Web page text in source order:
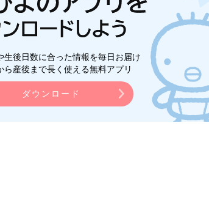
生後日数に合った情報を毎日お届け
ら産後まで長く使える無料アプリ
ダウンロード